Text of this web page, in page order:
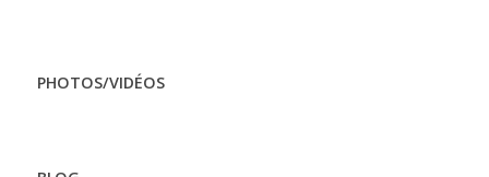
PHOTOS/VIDÉOS